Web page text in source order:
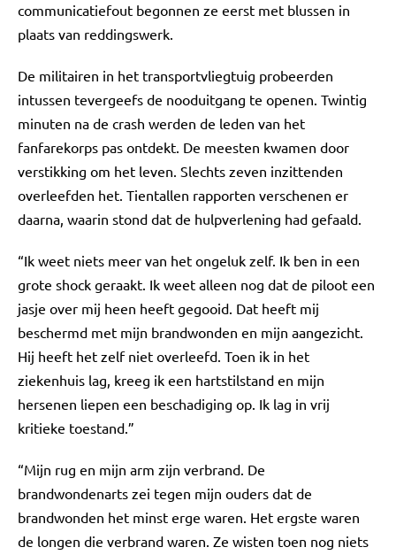
communicatiefout begonnen ze eerst met blussen in
plaats van reddingswerk.
De militairen in het transportvliegtuig probeerden
intussen tevergeefs de nooduitgang te openen. Twintig
minuten na de crash werden de leden van het
fanfarekorps pas ontdekt. De meesten kwamen door
verstikking om het leven. Slechts zeven inzittenden
overleefden het. Tientallen rapporten verschenen er
daarna, waarin stond dat de hulpverlening had gefaald.
“Ik weet niets meer van het ongeluk zelf. Ik ben in een
grote shock geraakt. Ik weet alleen nog dat de piloot een
jasje over mij heen heeft gegooid. Dat heeft mij
beschermd met mijn brandwonden en mijn aangezicht.
Hij heeft het zelf niet overleefd. Toen ik in het
ziekenhuis lag, kreeg ik een hartstilstand en mijn
hersenen liepen een beschadiging op. Ik lag in vrij
kritieke toestand.”
“Mijn rug en mijn arm zijn verbrand. De
brandwondenarts zei tegen mijn ouders dat de
brandwonden het minst erge waren. Het ergste waren
de longen die verbrand waren. Ze wisten toen nog niets